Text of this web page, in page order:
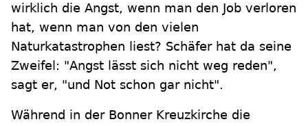
wirklich die Angst, wenn man den Job verloren
hat, wenn man von den vielen
Naturkatastrophen liest? Schäfer hat da seine
Zweifel: "Angst lässt sich nicht weg reden",
sagt er, "und Not schon gar nicht".
Während in der Bonner Kreuzkirche die